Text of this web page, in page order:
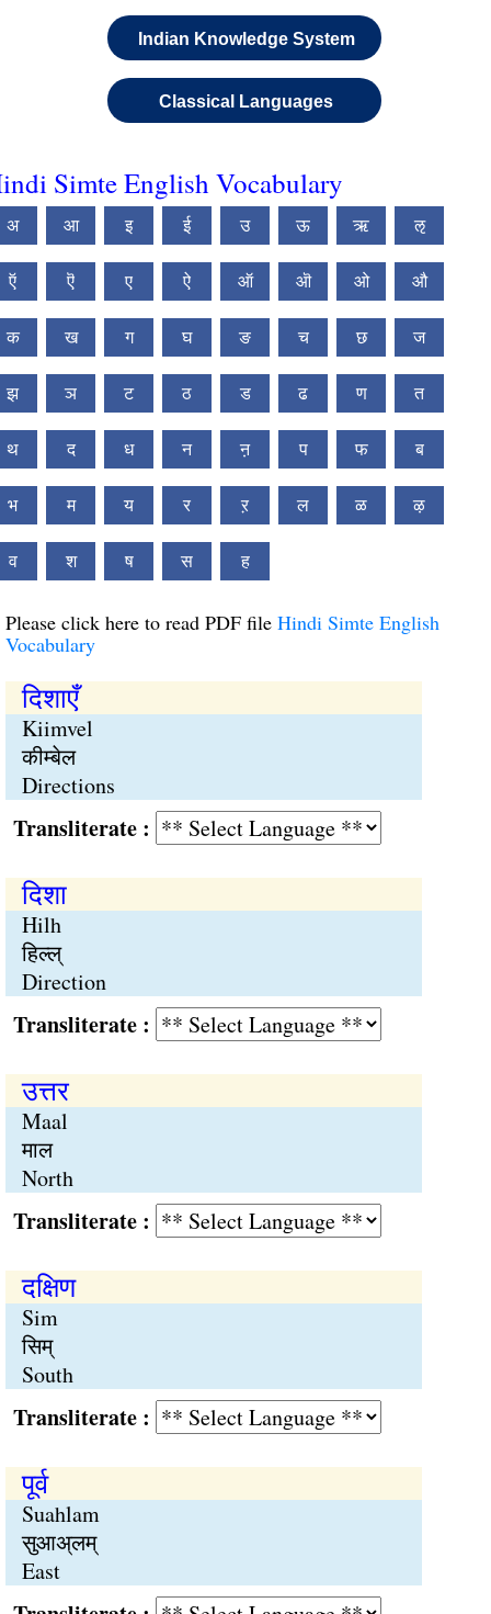
Indian Knowledge System
Classical Languages
Simte English Vocabulary
अ आ इ ई उ ऊ ऋ ऌ
ऍ ऎ ए ऐ ऑ ऒ ओ औ
क ख ग घ ङ च छ ज
झ ञ ट ठ ड ढ ण त
थ द ध न ऩ प फ ब
भ म य र ऱ ल ळ ऴ
व श ष स ह
Please click here to read PDF file Hindi Simte English
Vocabulary
दिशाएँ
Kiimvel
कीम्बेल
Directions
:
दिशा
Hilh
हिल्ल्
Direction
:
उत्तर
Maal
माल
North
:
दक्षिण
Sim
सिम्
South
:
पूर्व
Suahlam
सुआअ्लम्
East